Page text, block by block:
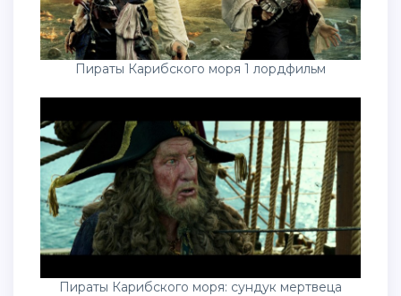
Пираты Карибского моря 1 лордфильм
Пираты Карибского моря: сундук мертвеца